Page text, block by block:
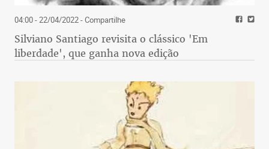
04:00 - 22/04/2022- Compartilhe
Silviano Santiago revisita o clássico 'Em
liberdade', que ganha nova edição